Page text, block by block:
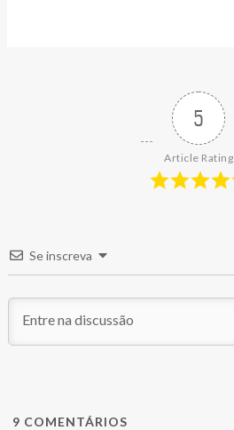
5
Article Rating
Se inscreva
9 COMENTÁRIOS